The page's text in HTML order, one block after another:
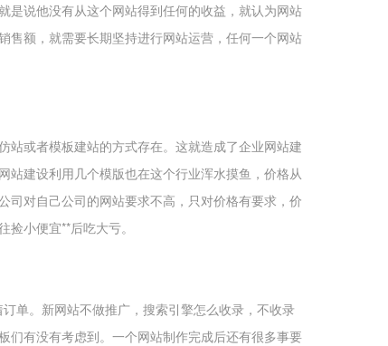
是说他没有从这个网站得到任何的收益，就认为网站
售额，就需要长期坚持进行网站运营，任何一个网站
站或者模板建站的方式存在。这就造成了企业网站建
站建设利用几个模版也在这个行业浑水摸鱼，价格从
司对自己公司的网站要求不高，只对价格有要求，价
小便宜**后吃大亏。
单。新网站不做推广，搜索引擎怎么收录，不收录
们有没有考虑到。一个网站制作完成后还有很多事要